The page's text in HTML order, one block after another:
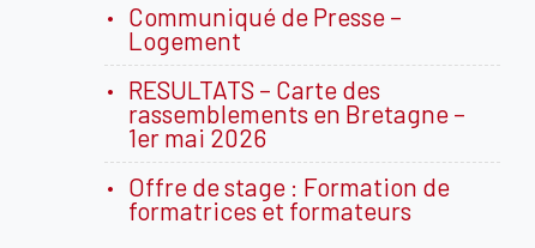
Communiqué de Presse –
Logement
RESULTATS – Carte des
rassemblements en Bretagne –
1er mai 2026
Offre de stage : Formation de
formatrices et formateurs